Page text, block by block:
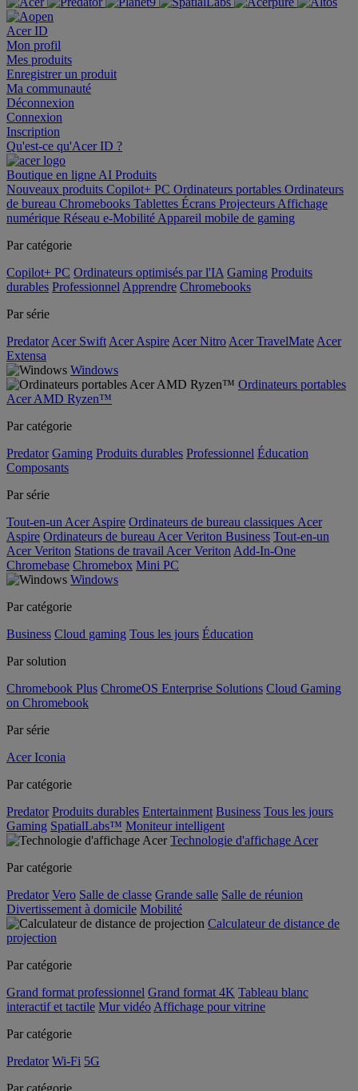
Acer ID
Mon profil
Mes produits
Enregistrer un produit
Ma communauté
Déconnexion
Connexion
Inscription
Qu'est-ce qu'Acer ID ?
Boutique en ligne AI Produits
Nouveaux produits Copilot+ PC Ordinateurs portables Ordinateurs
de bureau Chromebooks Tablettes Écrans Projecteurs Affichage
numérique Réseau e-Mobilité Appareil mobile de gaming
Par catégorie
Copilot+ PC Ordinateurs optimisés par l'IA Gaming Produits
durables Professionnel Apprendre Chromebooks
Par série
Predator Acer Swift Acer Aspire Acer Nitro Acer TravelMate Acer
Extensa
Windows
Ordinateurs portables
Acer AMD Ryzen™
Par catégorie
Predator Gaming Produits durables Professionnel Éducation
Composants
Par série
Tout-en-un Acer Aspire Ordinateurs de bureau classiques Acer
Aspire Ordinateurs de bureau Acer Veriton Business Tout-en-un
Acer Veriton Stations de travail Acer Veriton Add-In-One
Chromebase Chromebox Mini PC
Windows
Par catégorie
Business Cloud gaming Tous les jours Éducation
Par solution
Chromebook Plus ChromeOS Enterprise Solutions Cloud Gaming
on Chromebook
Par série
Acer Iconia
Par catégorie
Predator Produits durables Entertainment Business Tous les jours
Gaming SpatialLabs™ Moniteur intelligent
Technologie d'affichage Acer
Par catégorie
Predator Vero Salle de classe Grande salle Salle de réunion
Divertissement à domicile Mobilité
Calculateur de distance de
projection
Par catégorie
Grand format professionnel Grand format 4K Tableau blanc
interactif et tactile Mur vidéo Affichage pour vitrine
Par catégorie
Predator Wi-Fi 5G
Par catégorie